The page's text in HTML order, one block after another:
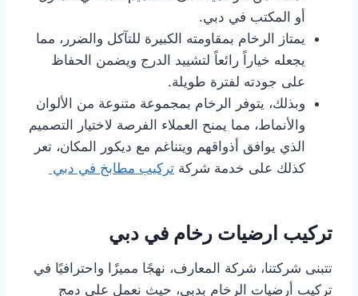
أو المكتب في دبي.
يمتاز الرخام بمقاومته الكبيرة للتآكل والضرر، مما
يجعله خياراً رائعاً لتشييد الدرج ويضمن الحفاظ
على جودته لفترة طويلة.
وبذلك، يتوفر الرخام بمجموعة متنوعة من الألوان
والأنماط، مما يمنح العملاء الفرصة لاختيار التصميم
الذي يوافق أذواقهم ويتناغم مع ديكور المكان، تعر
كذلك على خدمة شركة تركيب مطابخ في دبي
تركيب ارضيات رخام في دبي
تتبنى شركتنا، شركة المعارف، نهجًا مميزًا واحترافيًا في
تركيب أرضيات الرخام بدبي، حيث نعمل على دمج